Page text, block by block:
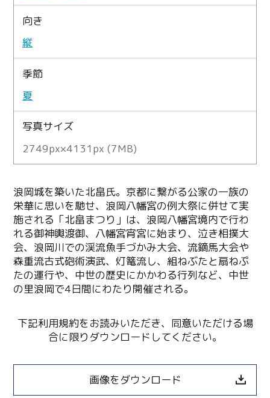
向き
縦
季節
夏
写真サイズ
2749px×4131px (7MB)
浪岡城を築いた北畠氏。京都に繋がる公家の一族の
栄華に思いを馳せ、浪岡八幡宮の例大祭に併せて実
施される「北畠まつり」は、浪岡八幡宮境内で行わ
れる御神輿渡御、八幡宮宵宮に始まり、泣き相撲大
会、浪岡川での渓流魚手づかみ大会、流鏑馬大会や
森重流古式砲術演武、灯篭流し、組ねぶたと扇ねぷ
たの運行や、中世の歴史にかかわる行列など、中世
の里浪岡で4日間にわたり開催される。
下記利用規約をお読みいただき、同意いただける場
合に限りダウンロードしてください。
画像をダウンロード